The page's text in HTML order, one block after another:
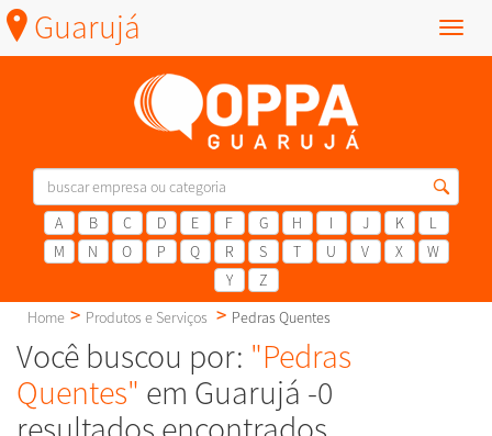
Menu
Guarujá
A B C D E F G H I J K
L
M
N O P Q R S T U V X
W
Y
Z
Home
Produtos e Serviços Pedras Quentes
Você buscou por: "Pedras
Quentes" em Guarujá -0